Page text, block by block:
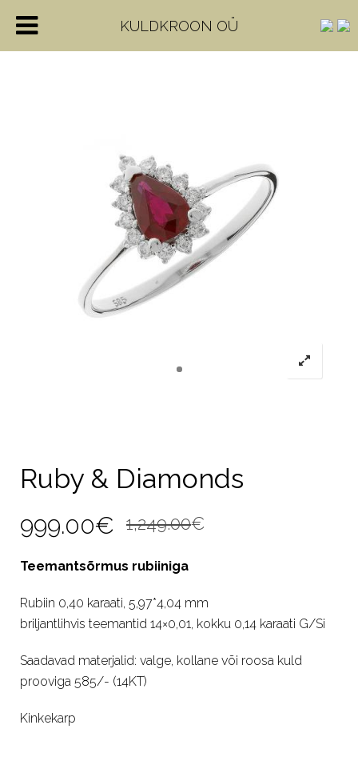
Ruby & Diamonds
1,249.00€
1,249.00€.
999.00€
999.00€.
Teemantsõrmus rubiiniga
Rubiin 0,40 karaati, 5,97*4,04 mm
briljantlihvis teemantid 14×0,01, kokku 0,14 karaati G/Si
Saadavad materjalid: valge, kollane või roosa kuld
prooviga 585/- (14KT)
Kinkekarp
KULDKROON OÜ